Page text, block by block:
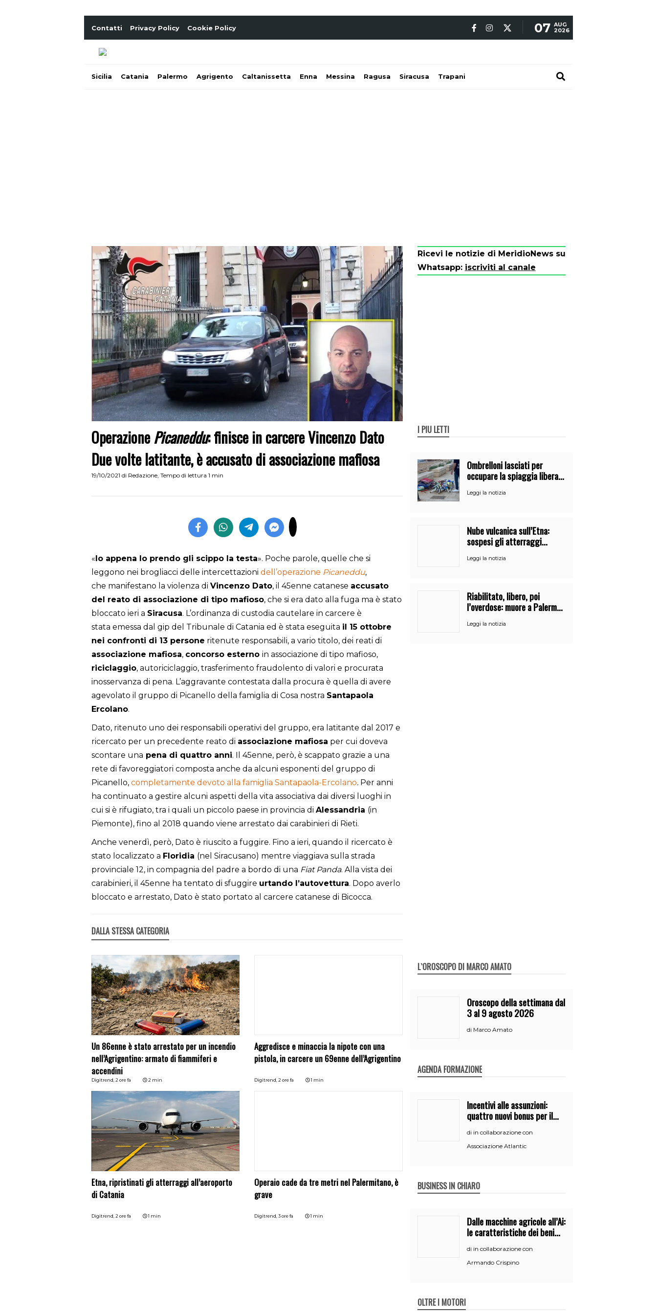
Contatti Privacy Policy Cookie Policy 07 AUG
2026
Sicilia Catania Palermo Agrigento Caltanissetta Enna Messina Ragusa Siracusa Trapani
OperazionePicaneddu:finisce in carcere Vincenzo Dato
Due volte latitante, è accusato di associazione mafiosa
19/10/2021 di Redazione, Tempo di lettura 1 min
«Io appena lo prendo gli scippo la testa». Poche parole, quelle che si
leggono nei brogliacci delle intercettazioni dell’operazione Picaneddu,
che manifestano la violenza di Vincenzo Dato, il 45enne catanese accusato
del reato di associazione di tipo mafioso, che si era dato alla fuga ma è stato
bloccato ieri a Siracusa. L’ordinanza di custodia cautelare in carcere è
stata emessa dal gip del Tribunale di Catania ed è stata eseguita il 15 ottobre
nei confronti di 13 persone ritenute responsabili, a vario titolo, dei reati di
associazione mafiosa, concorso esterno in associazione di tipo mafioso,
riciclaggio, autoriciclaggio, trasferimento fraudolento di valori e procurata
inosservanza di pena. L’aggravante contestata dalla procura è quella di avere
agevolato il gruppo di Picanello della famiglia di Cosa nostra Santapaola
Ercolano.
Dato, ritenuto uno dei responsabili operativi del gruppo, era latitante dal 2017 e
ricercato per un precedente reato di associazione mafiosa per cui doveva
scontare una pena di quattro anni. Il 45enne, però, è scappato grazie a una
rete di favoreggiatori composta anche da alcuni esponenti del gruppo di
Picanello, completamente devoto alla famiglia Santapaola-Ercolano. Per anni
ha continuato a gestire alcuni aspetti della vita associativa dai diversi luoghi in
cui si è rifugiato, tra i quali un piccolo paese in provincia di Alessandria (in
Piemonte), fino al 2018 quando viene arrestato dai carabinieri di Rieti.
Anche venerdì, però, Dato è riuscito a fuggire. Fino a ieri, quando il ricercato è
stato localizzato a Floridia (nel Siracusano) mentre viaggiava sulla strada
provinciale 12, in compagnia del padre a bordo di una Fiat Panda. Alla vista dei
carabinieri, il 45enne ha tentato di sfuggire urtando l’autovettura. Dopo averlo
bloccato e arrestato, Dato è stato portato al carcere catanese di Bicocca.
DALLA STESSA CATEGORIA
Un 86enne è stato arrestato per un incendio
nell’Agrigentino: armato di fiammiferi e
accendini
Digitrend, 2 ore fa 2 min
Aggredisce e minaccia la nipote con una
pistola, in carcere un 69enne dell’Agrigentino
Digitrend,2 ore fa 1 min
Etna, ripristinati gli atterraggi all’aeroporto
di Catania
Digitrend, 2 ore fa 1 min
Operaio cade da tre metri nel Palermitano, è
grave
Digitrend,3 ore fa 1 min
Ricevi le notizie di MeridioNews su
Whatsapp: iscriviti al canale
I PIÙ LETTI
Ombrelloni lasciati per
occupare la spiaggia libera.
Costiera
Leggi la notizia
Nube vulcanica sull’Etna:
sospesi gli atterraggi
Leggi la notizia
Riabilitato, libero, poi
l’overdose: muore a Palermo
comunità
Leggi la notizia
L`OROSCOPO DI MARCO AMATO
Oroscopo della settimana dal
3 al 9 agosto 2026
di Marco Amato
AGENDA FORMAZIONE
Incentivi alle assunzioni:
quattro nuovi bonus per il
di in collaborazione con
Associazione Atlantic
BUSINESS IN CHIARO
Dalle macchine agricole all’Ai:
le caratteristiche dei beni
all’iperammortamento
di in collaborazione con
Armando Crispino
OLTRE I MOTORI